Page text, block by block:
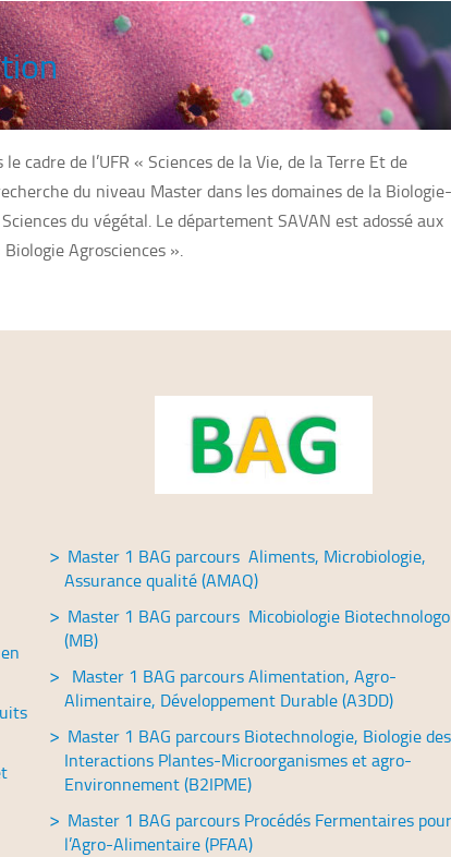
cadre de l’UFR « Sciences de la Vie, de la Terre Et de
du niveau Master dans les domaines de la Biologie-
du végétal. Le département SAVAN est adossé aux
Agrosciences ».
Master 1 BAG parcours Aliments, Microbiologie,
Assurance qualité (AMAQ)
Master 1 BAG parcours Micobiologie
(MB)
Master 1 BAG parcours Alimentation, Agro-
Alimentaire, Développement Durable (A3DD)
Master 1 BAG parcours Biotechnologie, Biologie des
Interactions Plantes-Microorganismes et agro-
Environnement (B2IPME)
Master 1 BAG parcours Procédés Fermentaires pour
l’Agro-Alimentaire (PFAA)